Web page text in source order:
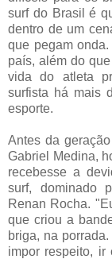
surf do Brasil é
dentro de um
que pegam
país, além do
vida do atleta
surfista há mais
esporte.
Antes da
Gabriel Medina,
recebesse a
surf, dominado
Renan Rocha.
que criou a
briga, na
impor respeito, ir